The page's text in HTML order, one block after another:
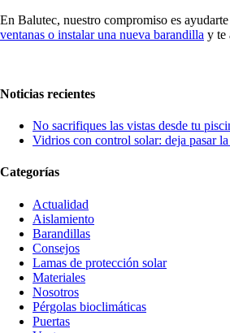
En Balutec, nuestro compromiso es ayudarte
ventanas o instalar una nueva barandilla y te
Noticias recientes
No sacrifiques las vistas desde tu
Vidrios con control solar: deja pasar
Categorías
Actualidad
Aislamiento
Barandillas
Consejos
Lamas de protección solar
Materiales
Nosotros
Pérgolas bioclimáticas
Puertas